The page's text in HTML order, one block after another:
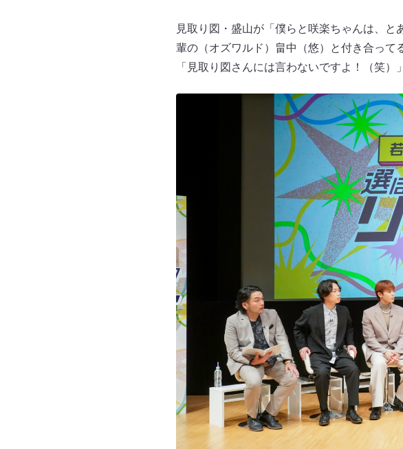
見取り図・盛山が「僕らと咲楽ちゃんは、
輩の（オズワルド）畠中（悠）と付き合っ
「見取り図さんには言わないですよ！（笑）